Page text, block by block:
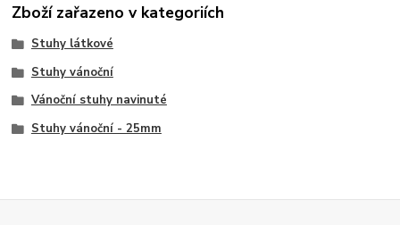
Zboží zařazeno v kategoriích
Stuhy látkové
Stuhy vánoční
Vánoční stuhy navinuté
Stuhy vánoční - 25mm